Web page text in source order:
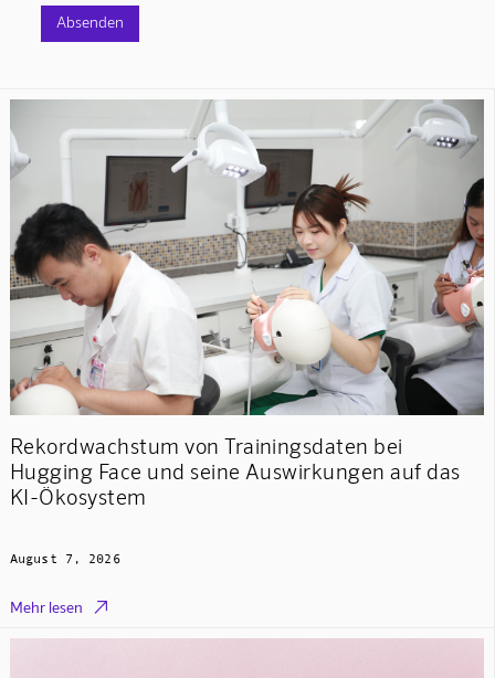
Rekordwachstum von Trainingsdaten bei
Hugging Face und seine Auswirkungen auf das
KI-Ökosystem
August 7, 2026
Mehr lesen 